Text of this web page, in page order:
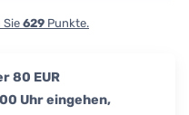
Sie 629 Punkte.
80 EUR
Uhr eingehen,